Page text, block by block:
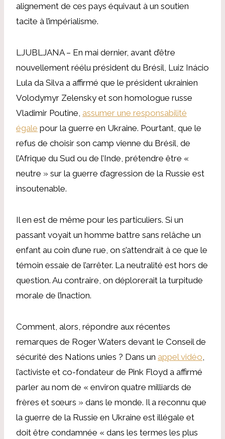
alignement de ces pays équivaut à un soutien
tacite à l’impérialisme.
LJUBLJANA – En mai dernier, avant d’être
nouvellement réélu président du Brésil, Luiz Inácio
Lula da Silva a affirmé que le président ukrainien
Volodymyr Zelensky et son homologue russe
Vladimir Poutine, assumer une responsabilité
égale pour la guerre en Ukraine. Pourtant, que le
refus de choisir son camp vienne du Brésil, de
l’Afrique du Sud ou de l’Inde, prétendre être «
neutre » sur la guerre d’agression de la Russie est
insoutenable.
Il en est de même pour les particuliers. Si un
passant voyait un homme battre sans relâche un
enfant au coin d’une rue, on s’attendrait à ce que le
témoin essaie de l’arrêter. La neutralité est hors de
question. Au contraire, on déplorerait la turpitude
morale de l’inaction.
Comment, alors, répondre aux récentes
remarques de Roger Waters devant le Conseil de
sécurité des Nations unies ? Dans un appel vidéo
l’activiste et co-fondateur de Pink Floyd a affirmé
parler au nom de « environ quatre milliards de
frères et sœurs » dans le monde. Il a reconnu que
la guerre de la Russie en Ukraine est illégale et
doit être condamnée « dans les termes les plus